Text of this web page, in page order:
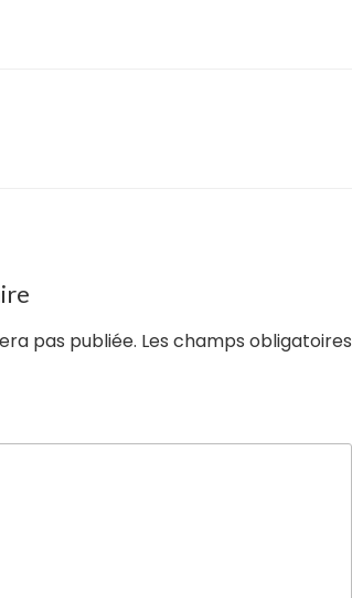
pas publiée. Les champs obligatoires